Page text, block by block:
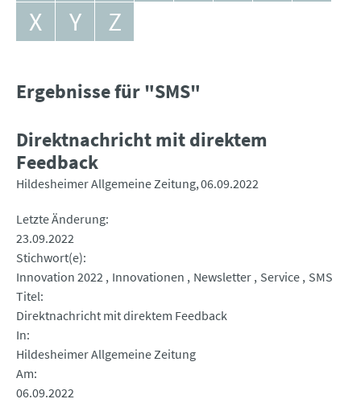
X
Y Z
Ergebnisse für "SMS"
Direktnachricht mit direktem
Feedback
Hildesheimer Allgemeine Zeitung 06.09.2022
Letzte Änderung
23.09.2022
Stichwort(e)
Innovation 2022 Innovationen Newsletter Service SMS
Titel
Direktnachricht mit direktem Feedback
In
Hildesheimer Allgemeine Zeitung
Am
06.09.2022